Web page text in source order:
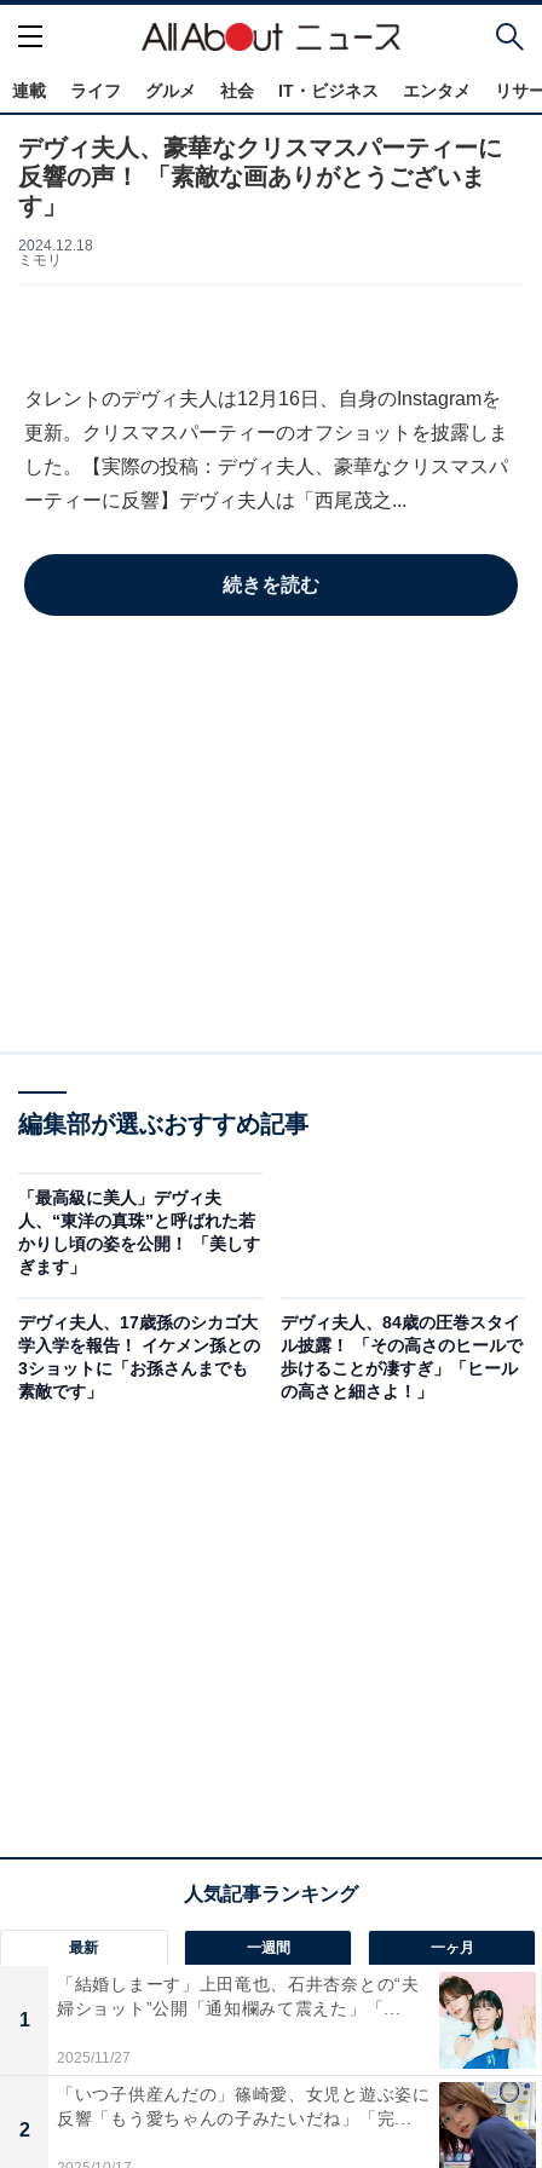
連載 ライフ グルメ 社会 IT・ビジネス エンタメ リサ
デヴィ夫人、豪華なクリスマスパーティーに
反響の声！ 「素敵な画ありがとうございま
す」
2024.12.18
ミモリ
タレントのデヴィ夫人は12月16日、自身のInstagramを
更新。クリスマスパーティーのオフショットを披露しま
した。【実際の投稿：デヴィ夫人、豪華なクリスマスパ
ーティーに反響】デヴィ夫人は「西尾茂之...
続きを読む
編集部が選ぶおすすめ記事
「最高級に美人」デヴィ夫
人、“東洋の真珠”と呼ばれた若
かりし頃の姿を公開！ 「美しす
ぎます」
デヴィ夫人、17歳孫のシカゴ大
学入学を報告！ イケメン孫との
3ショットに「お孫さんまでも
素敵です」
デヴィ夫人、84歳の圧巻スタイ
ル披露！ 「その高さのヒールで
歩けることが凄すぎ」「ヒール
の高さと細さよ！」
最新 一週間 一ヶ月
1
「結婚しまーす」上田竜也、石井杏奈との“夫
婦ショット”公開「通知欄みて震えた」「...
2025/11/27
2
「いつ子供産んだの」篠崎愛、女児と遊ぶ姿に
反響「もう愛ちゃんの子みたいだね」「完...